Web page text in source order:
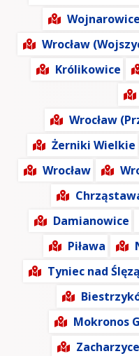
Wojnarowice
Wrocław
Królikowice
Wrocław
Żerniki Wielkie
Wrocław
Damianowice
Piława
Tyniec nad Ślęzą
Mokronos
Zacharzyce